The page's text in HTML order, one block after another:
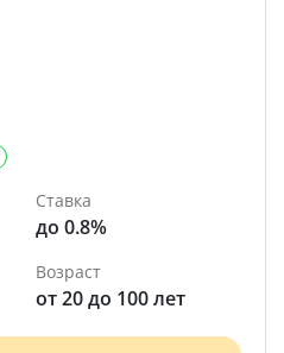
Ставка
до 0.8%
Возраст
от 20 до 100 лет